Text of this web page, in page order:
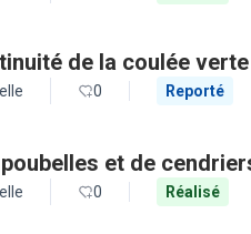
de la coulée
0 Reporté
et de
0 Réalisé